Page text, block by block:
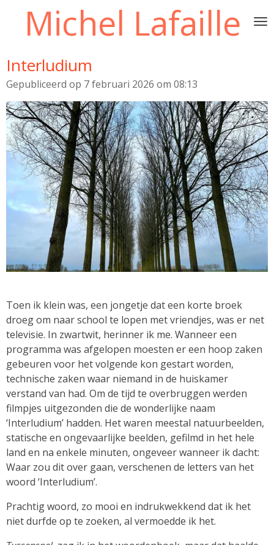
hoofdinhoud
Michel Lafaille
Interludium
Gepubliceerd op 7 februari 2026 om 08:13
Toen ik klein was, een jongetje dat een korte broek
droeg om naar school te lopen met vriendjes, was er net
televisie. In zwartwit, herinner ik me. Wanneer een
programma was afgelopen moesten er een hoop zaken
gebeuren voor het volgende kon gestart worden,
technische zaken waar niemand in de huiskamer
verstand van had. Om de tijd te overbruggen werden
filmpjes uitgezonden die de wonderlijke naam
‘Interludium’ hadden. Het waren meestal natuurbeelden,
statische en ongevaarlijke beelden, gefilmd in het hele
land en na enkele minuten, ongeveer wanneer ik dacht:
Waar zou dit over gaan, verschenen de letters van het
woord ‘Interludium’.
Prachtig woord, zo mooi en indrukwekkend dat ik het
niet durfde op te zoeken, al vermoedde ik het.